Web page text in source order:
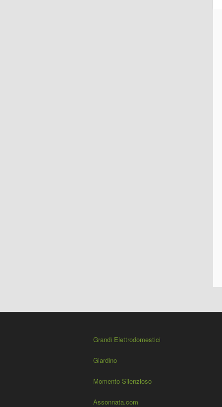
Grandi Elettrodomestici
Giardino
Momento Silenzioso
Assonnata.com